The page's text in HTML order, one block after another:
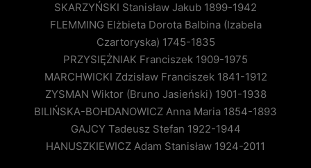
SKARZYŃSKI Stanisław Jakub 1899-1942
FLEMMING Elżbieta Dorota Balbina (Izabela
Czartoryska) 1745-1835
PRZYSIĘŻNIAK Franciszek 1909-1975
MARCHWICKI Zdzisław Franciszek 1841-1912
ZYSMAN Wiktor (Bruno Jasieński) 1901-1938
BILIŃSKA-BOHDANOWICZ Anna Maria 1854-1893
GAJCY Tadeusz Stefan 1922-1944
HANUSZKIEWICZ Adam Stanisław 1924-2011